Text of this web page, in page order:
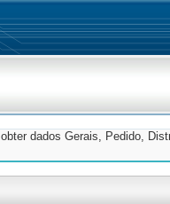
dados Gerais, Pedido,